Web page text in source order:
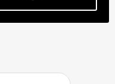
voor verlijming op